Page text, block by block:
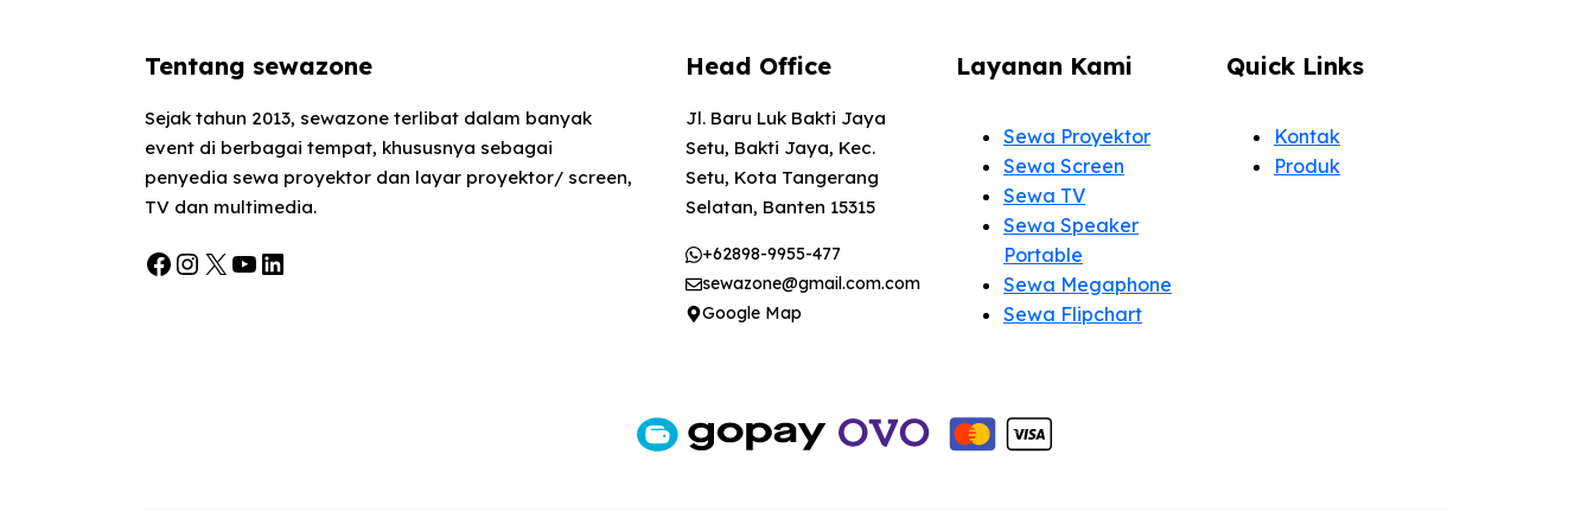
Tentang sewazone
Sejak tahun 2013, sewazone terlibat dalam banyak
event di berbagai tempat, khususnya sebagai
penyedia sewa proyektor dan layar proyektor/ screen,
TV dan multimedia.
Facebook
Instagram
X YouTube
LinkedIn
Head Office
Jl. Baru Luk Bakti Jaya
Setu, Bakti Jaya, Kec.
Setu, Kota Tangerang
Selatan, Banten 15315
+62898-9955-477
sewazone@gmail.com.com
Google Map
Layanan Kami
Sewa Proyektor
Sewa Screen
Sewa TV
Sewa Speaker
Portable
Sewa Megaphone
Sewa Flipchart
Quick Links
Kontak
Produk